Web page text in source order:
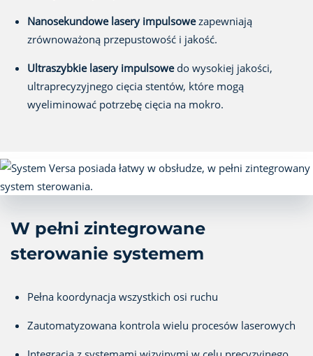
Nanosekundowe lasery impulsowezapewniają
zrównoważoną przepustowość i jakość.
Ultraszybkie lasery impulsowedo wysokiej jakości,
ultraprecyzyjnego cięcia stentów, które mogą
wyeliminować potrzebę cięcia na mokro.
W pełni zintegrowane
sterowanie systemem
Pełna koordynacja wszystkich osi ruchu
Zautomatyzowana kontrola wielu procesów laserowych